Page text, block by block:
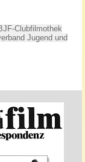
Clubfilmothek
Jugend und